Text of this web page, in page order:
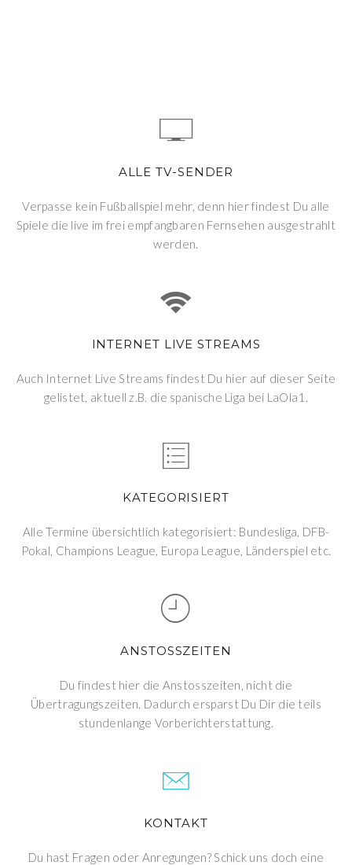
ALLE TV-SENDER
Verpasse kein Fußballspiel mehr, denn hier findest Du alle
Spiele die live im frei empfangbaren Fernsehen ausgestrahlt
werden.
INTERNET LIVE STREAMS
Auch Internet Live Streams findest Du hier auf dieser Seite
gelistet, aktuell z.B. die spanische Liga bei LaOla1.
KATEGORISIERT
Alle Termine übersichtlich kategorisiert: Bundesliga, DFB-
Pokal, Champions League, Europa League, Länderspiel etc.
ANSTOSSZEITEN
Du findest hier die Anstosszeiten, nicht die
Übertragungszeiten. Dadurch ersparst Du Dir die teils
stundenlange Vorberichterstattung.
KONTAKT
Du hast Fragen oder Anregungen? Schick uns doch eine